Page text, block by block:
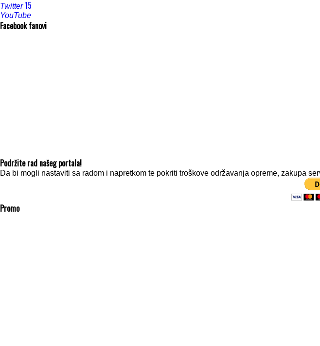
Twitter 15
YouTube
Facebook fanovi
Podržite rad našeg portala!
Da bi mogli nastaviti sa radom i napretkom te pokriti troškove održavanja opreme, zakupa
Promo